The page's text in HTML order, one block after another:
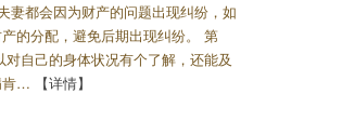
妻都会因为财产的问题出现纠纷，如
的分配，避免后期出现纠纷。 第
自己的身体状况有个了解，还能及
肯…
【详情】